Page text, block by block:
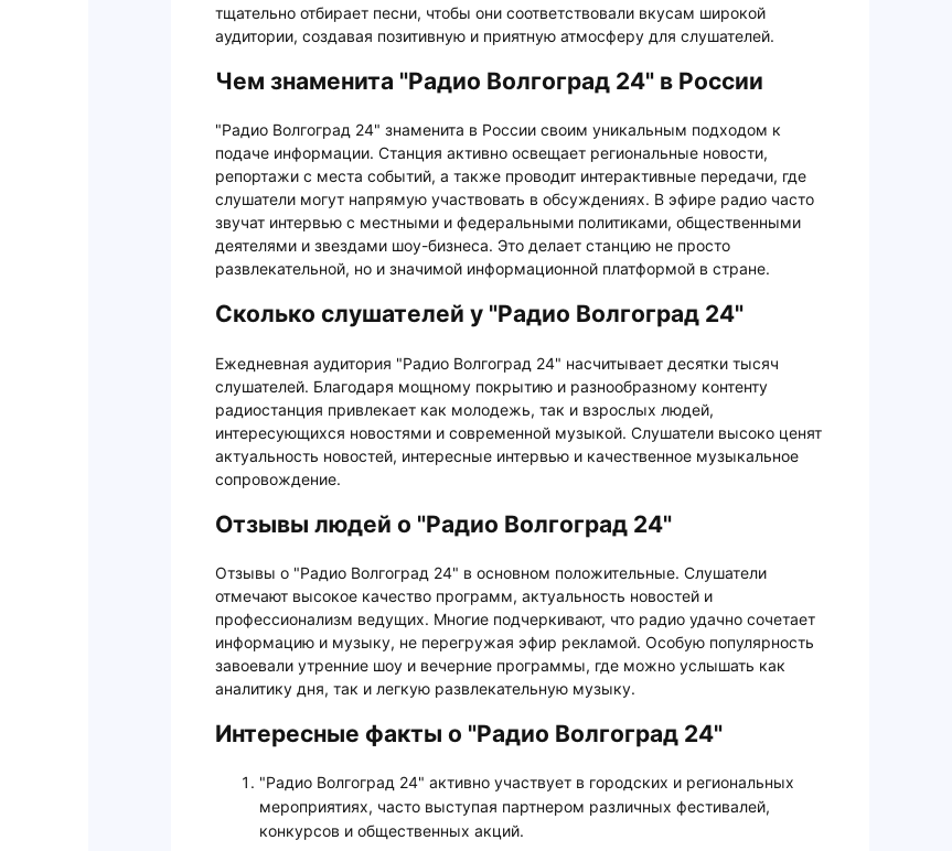
тщательно отбирает песни, чтобы они соответствовали вкусам широкой
аудитории, создавая позитивную и приятную атмосферу для слушателей.
Чем знаменита "Радио Волгоград 24" в России
"Радио Волгоград 24" знаменита в России своим уникальным подходом к
подаче информации. Станция активно освещает региональные новости,
репортажи с места событий, а также проводит интерактивные передачи, где
слушатели могут напрямую участвовать в обсуждениях. В эфире радио часто
звучат интервью с местными и федеральными политиками, общественными
деятелями и звездами шоу-бизнеса. Это делает станцию не просто
развлекательной, но и значимой информационной платформой в стране.
Сколько слушателей у "Радио Волгоград 24"
Ежедневная аудитория "Радио Волгоград 24" насчитывает десятки тысяч
слушателей. Благодаря мощному покрытию и разнообразному контенту
радиостанция привлекает как молодежь, так и взрослых людей,
интересующихся новостями и современной музыкой. Слушатели высоко ценят
актуальность новостей, интересные интервью и качественное музыкальное
сопровождение.
Отзывы людей о "Радио Волгоград 24"
Отзывы о "Радио Волгоград 24" в основном положительные. Слушатели
отмечают высокое качество программ, актуальность новостей и
профессионализм ведущих. Многие подчеркивают, что радио удачно сочетает
информацию и музыку, не перегружая эфир рекламой. Особую популярность
завоевали утренние шоу и вечерние программы, где можно услышать как
аналитику дня, так и легкую развлекательную музыку.
Интересные факты о "Радио Волгоград 24"
"Радио Волгоград 24" активно участвует в городских и региональных
мероприятиях, часто выступая партнером различных фестивалей,
конкурсов и общественных акций.